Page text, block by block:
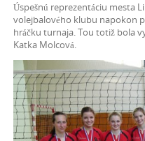
Úspešnú reprezentáciu mesta
volejbalového klubu napokon
hráčku turnaja. Tou totiž bola
Katka Molcová.